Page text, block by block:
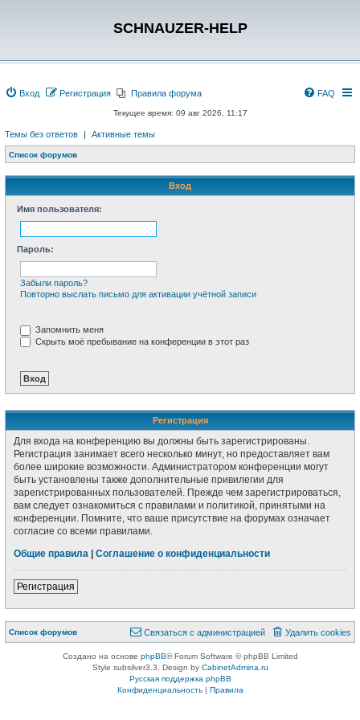
SCHNAUZER-HELP
Вход Регистрация Правила форума FAQ
Текущее время: 09 авг 2026, 11:17
Темы без ответов | Активные темы
Список форумов
Вход
Имя пользователя:
Пароль:
Забыли пароль?
Повторно выслать письмо для активации учётной записи
Запомнить меня
Скрыть моё пребывание на конференции в этот раз
Регистрация
Для входа на конференцию вы должны быть зарегистрированы.
Регистрация занимает всего несколько минут, но предоставляет вам
более широкие возможности. Администратором конференции могут
быть установлены также дополнительные привилегии для
зарегистрированных пользователей. Прежде чем зарегистрироваться,
вам следует ознакомиться с правилами и политикой, принятыми на
конференции. Помните, что ваше присутствие на форумах означает
согласие со всеми правилами.
Общие правила
Соглашение о конфиденциальности
Регистрация
Список форумов Удалить cookies
Связаться с администрацией
Создано на основе phpBB® Forum Software © phpBB Limited
Style subsilver3.3. Design by CabinetAdmina.ru
Русская поддержка phpBB
Конфиденциальность| Правила